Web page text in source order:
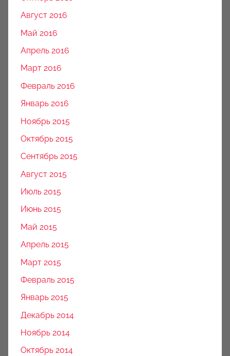
Август 2016
Май 2016
Апрель 2016
Март 2016
Февраль 2016
Январь 2016
Ноябрь 2015
Октябрь 2015
Сентябрь 2015
Август 2015
Июль 2015
Июнь 2015
Май 2015
Апрель 2015
Март 2015
Февраль 2015
Январь 2015
Декабрь 2014
Ноябрь 2014
Октябрь 2014